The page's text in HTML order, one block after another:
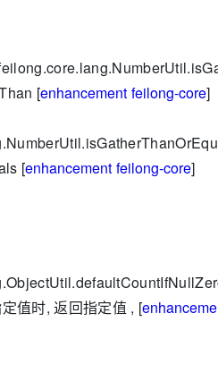
[enhancement feilong-core]
[enhancement feilong-core]
值时, 返回指定值 , [